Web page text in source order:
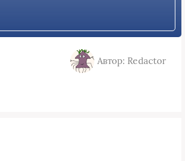
Автор: Redactor